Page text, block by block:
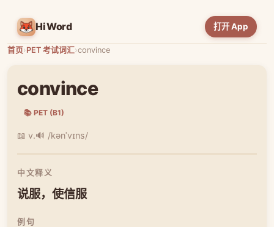
HiWord 打开 App
首页›PET 考试词汇›convince
convince
📚 PET (B1)
📖 v.🔊 /kənˈvɪns/
中文释义
说服，使信服
例句